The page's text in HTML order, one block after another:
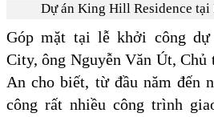
Dự án King Hill Residence tại
Góp mặt tại lễ khởi công dự
City, ông Nguyễn Văn Út,
An cho biết, từ đầu năm đến
công rất nhiều công trình